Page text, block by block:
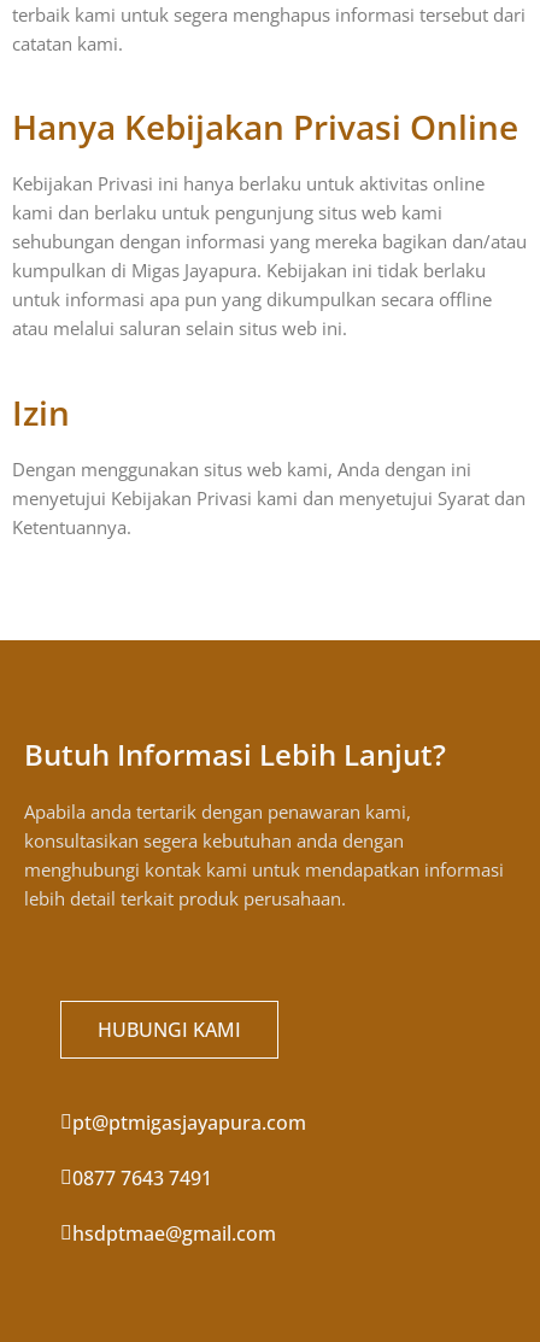
terbaik kami untuk segera menghapus informasi tersebut dari
catatan kami.
Hanya Kebijakan Privasi Online
Kebijakan Privasi ini hanya berlaku untuk aktivitas online
kami dan berlaku untuk pengunjung situs web kami
sehubungan dengan informasi yang mereka bagikan dan/atau
kumpulkan di Migas Jayapura. Kebijakan ini tidak berlaku
untuk informasi apa pun yang dikumpulkan secara offline
atau melalui saluran selain situs web ini.
Izin
Dengan menggunakan situs web kami, Anda dengan ini
menyetujui Kebijakan Privasi kami dan menyetujui Syarat dan
Ketentuannya.
Butuh Informasi Lebih Lanjut?
Apabila anda tertarik dengan penawaran kami,
konsultasikan segera kebutuhan anda dengan
menghubungi kontak kami untuk mendapatkan informasi
lebih detail terkait produk perusahaan.
HUBUNGI KAMI
pt@ptmigasjayapura.com
0877 7643 7491
hsdptmae@gmail.com